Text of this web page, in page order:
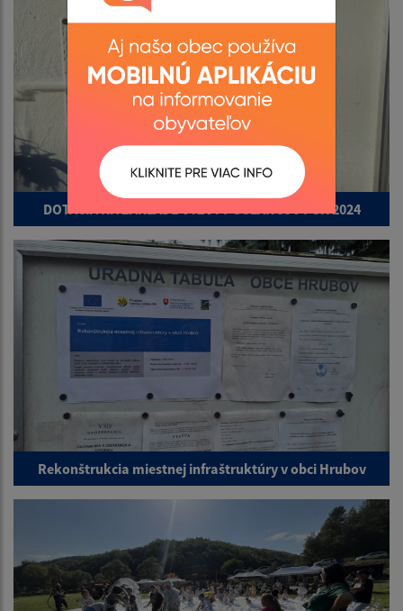
DOTÁCIA NA ZÁKLADE VÝZVY POSLANCOV PSK 2024
Rekonštrukcia miestnej infraštruktúry v obci Hrubov